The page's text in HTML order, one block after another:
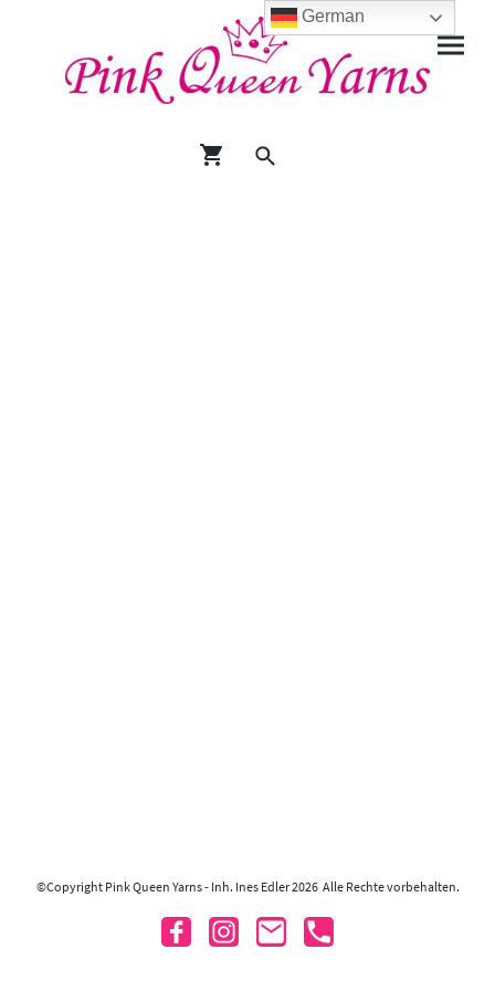
©Copyright Pink Queen Yarns - Inh. Ines Edler 2026 Alle Rechte vorbehalten.
German